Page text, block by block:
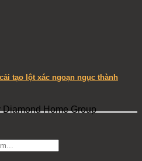
tạo lột xác ngoạn ngục thành
Home Group